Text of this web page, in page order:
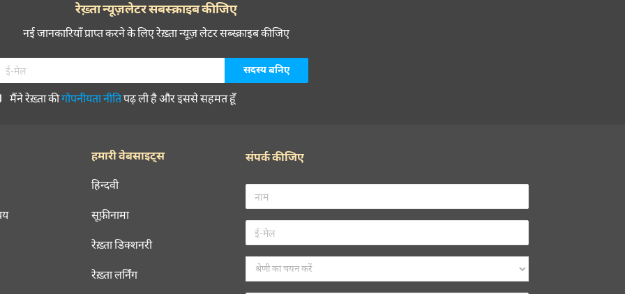
रेख़्ता न्यूज़लेटर सबस्क्राइब कीजिए
नई जानकारियाँ प्राप्त करने के लिए रेख़्ता न्यूज़ लेटर सब्स्क्राइब कीजिए
मैंने रेख़्ता कीगोपनीयता नीतिपढ़ ली है और इससे सहमत हूँ
हमारी वेबसाइट्स
हिन्दवी
सूफ़ीनामा
रेख़्ता डिक्शनरी
रेख़्ता लर्निंग
संपर्क कीजिए